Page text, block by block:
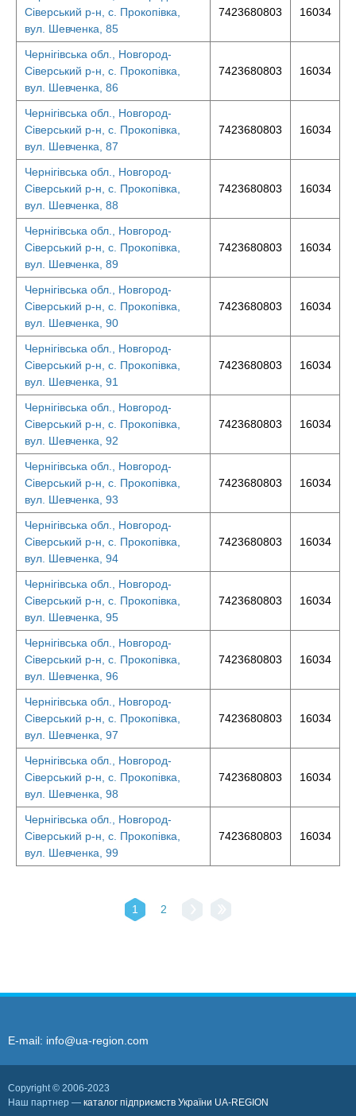
Сіверський р-н, с. Прокопівка,
вул. Шевченка, 85
7423680803 16034
Чернігівська обл., Новгород-
Сіверський р-н, с. Прокопівка,
вул. Шевченка, 86
7423680803 16034
Чернігівська обл., Новгород-
Сіверський р-н, с. Прокопівка,
вул. Шевченка, 87
7423680803 16034
Чернігівська обл., Новгород-
Сіверський р-н, с. Прокопівка,
вул. Шевченка, 88
7423680803 16034
Чернігівська обл., Новгород-
Сіверський р-н, с. Прокопівка,
вул. Шевченка, 89
7423680803 16034
Чернігівська обл., Новгород-
Сіверський р-н, с. Прокопівка,
вул. Шевченка, 90
7423680803 16034
Чернігівська обл., Новгород-
Сіверський р-н, с. Прокопівка,
вул. Шевченка, 91
7423680803 16034
Чернігівська обл., Новгород-
Сіверський р-н, с. Прокопівка,
вул. Шевченка, 92
7423680803 16034
Чернігівська обл., Новгород-
Сіверський р-н, с. Прокопівка,
вул. Шевченка, 93
7423680803 16034
Чернігівська обл., Новгород-
Сіверський р-н, с. Прокопівка,
вул. Шевченка, 94
7423680803 16034
Чернігівська обл., Новгород-
Сіверський р-н, с. Прокопівка,
вул. Шевченка, 95
7423680803 16034
Чернігівська обл., Новгород-
Сіверський р-н, с. Прокопівка,
вул. Шевченка, 96
7423680803 16034
Чернігівська обл., Новгород-
Сіверський р-н, с. Прокопівка,
вул. Шевченка, 97
7423680803 16034
Чернігівська обл., Новгород-
Сіверський р-н, с. Прокопівка,
вул. Шевченка, 98
7423680803 16034
Чернігівська обл., Новгород-
Сіверський р-н, с. Прокопівка,
вул. Шевченка, 99
7423680803 16034
1 2
E-mail: info@ua-region.com
Copyright © 2006-2023
Наш партнер — каталог підприємств України UA-REGION